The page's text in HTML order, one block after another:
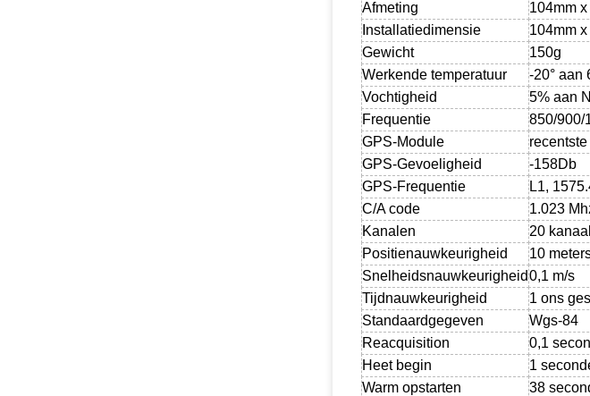
Afmeting
104mm
Installatiedimensie
104mm
Gewicht
150g
Werkende temperatuur
-20° aan
Vochtigheid
5% aan
Frequentie
850/900/
GPS-Module
GPS-Gevoeligheid
-158Db
GPS-Frequentie
L1,
C/A code
1.023
Kanalen
20
Positienauwkeurigheid
10
Snelheidsnauwkeurigheid0,1 m/s
Tijdnauwkeurigheid
1 ons
Standaardgegeven
Wgs-84
Reacquisition
0,1
Heet begin
1
Warm opstarten
38